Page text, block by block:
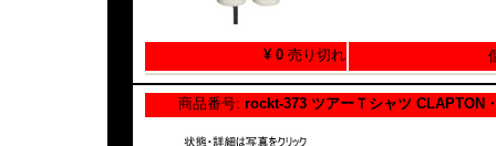
¥ 0 売り切れ
商品番号: rockt-373 ツアーＴシャツ CLAPTON